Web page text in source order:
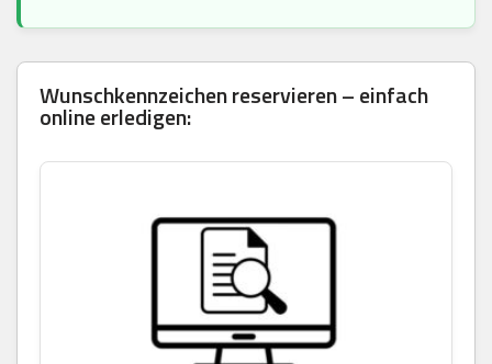
Wunschkennzeichen reservieren – einfach
online erledigen: